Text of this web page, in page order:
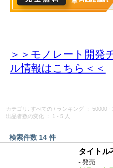
＞＞モノレート開発
ル情報はこちら＜＜
カテゴリ: すべての / ランキング ： 50000 -
出品者数の変化
： 1 - 5 人
検索件数 14 件
タイトル
- 発売